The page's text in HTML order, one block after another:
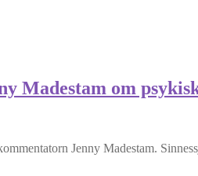
Madestam om
Jenny Madestam.